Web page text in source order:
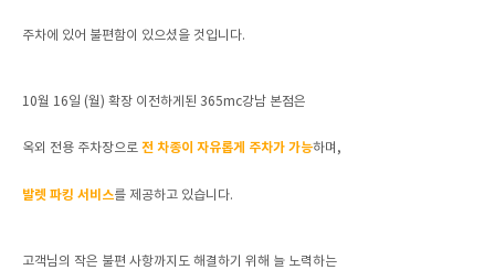
주차에 있어 불편함이 있으셨을 것입니다.
10월 16일 (월) 확장 이전하게된 365mc강남 본점은
옥외 전용 주차장으로 전 차종이 자유롭게 주차가 가능하며,
발렛 파킹 서비스를 제공하고 있습니다.
고객님의 작은 불편 사항까지도 해결하기 위해 늘 노력하는